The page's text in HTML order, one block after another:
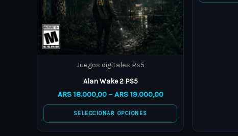
Juegos digitales Ps5
Alan Wake 2 PS5
ARS18.000,00 – ARS19.000,00
SELECCIONAR OPCIONES
chosen
on
the
product
page